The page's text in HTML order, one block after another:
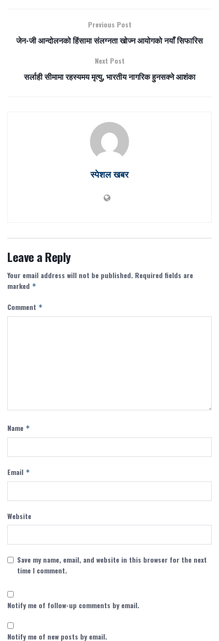
Previous Post
जेन-जी आन्दोलनको हिंसामा संलग्नता खोज्न आयोगको नयाँ सिफारिस
Next Post
सर्लाही सीमामा रहस्यमय मृत्यु, भारतीय नागरिक हुनसक्ने आशंका
स्पेशल खबर
Leave a Reply
Your email address will not be published. Required fields are
marked *
Comment *
Name *
Email *
Website
Save my name, email, and website in this browser for the next
time I comment.
Notify me of follow-up comments by email.
Notify me of new posts by email.